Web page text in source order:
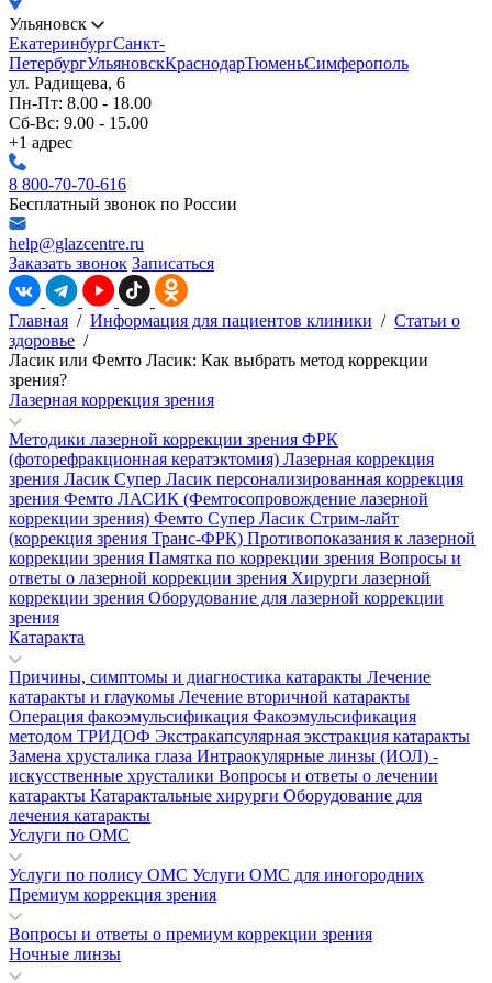
Ульяновск
ЕкатеринбургСанкт-
ПетербургУльяновскКраснодарТюменьСимферополь
ул. Радищева, 6
Пн-Пт: 8.00 - 18.00
Сб-Вс: 9.00 - 15.00
+1 адрес
8 800-70-70-616
Бесплатный звонок по России
help@glazcentre.ru
Заказать звонок Записаться
Главная / Информация для пациентов клиники / Статьи о
здоровье /
Ласик или Фемто Ласик: Как выбрать метод коррекции
зрения?
Лазерная коррекция зрения
Методики лазерной коррекции зрения ФРК
(фоторефракционная кератэктомия) Лазерная коррекция
зрения Ласик Супер Ласик персонализированная коррекция
зрения Фемто ЛАСИК (Фемтосопровождение лазерной
коррекции зрения) Фемто Супер Ласик Стрим-лайт
(коррекция зрения Транс-ФРК) Противопоказания к лазерной
коррекции зрения Памятка по коррекции зрения Вопросы и
ответы о лазерной коррекции зрения Хирурги лазерной
коррекции зрения Оборудование для лазерной коррекции
зрения
Катаракта
Причины, симптомы и диагностика катаракты Лечение
катаракты и глаукомы Лечение вторичной катаракты
Операция факоэмульсификация Факоэмульсификация
методом ТРИДОФ Экстракапсулярная экстракция катаракты
Замена хрусталика глаза Интраокулярные линзы (ИОЛ) -
искусственные хрусталики Вопросы и ответы о лечении
катаракты Катарактальные хирурги Оборудование для
лечения катаракты
Услуги по ОМС
Услуги по полису ОМС Услуги ОМС для иногородних
Премиум коррекция зрения
Вопросы и ответы о премиум коррекции зрения
Ночные линзы